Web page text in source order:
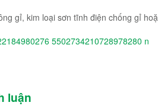
gỉ, kim loại sơn tĩnh điện chống gỉ
luận